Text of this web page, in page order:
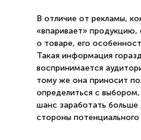
В отличие от рекламы,
«впаривает» продукцию,
о товаре, его
Такая информация
воспринимается
тому же она приносит
определиться с
шанс заработать больше
стороны потенциального